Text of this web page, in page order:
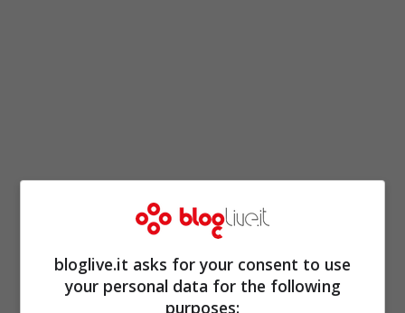
bloglive.it asks for your consent to use
your personal data for the following
purposes: